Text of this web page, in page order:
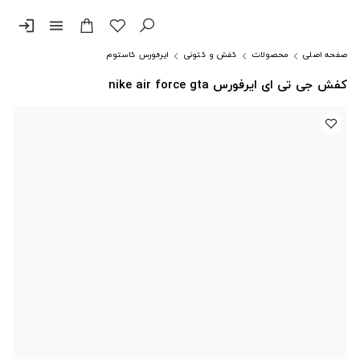
menu
login
صفحه اصلی محصولات کفش و کتونی ایرفورس کاستوم
کفش جی تی ای ایرفورس nike air force gta